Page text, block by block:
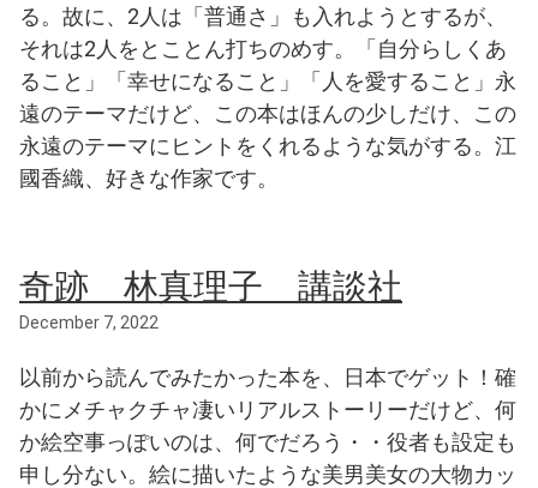
る。故に、2人は「普通さ」も入れようとするが、
それは2人をとことん打ちのめす。「自分らしくあ
ること」「幸せになること」「人を愛すること」永
遠のテーマだけど、この本はほんの少しだけ、この
永遠のテーマにヒントをくれるような気がする。江
國香織、好きな作家です。
奇跡 林真理子 講談社
December 7, 2022
以前から読んでみたかった本を、日本でゲット！確
かにメチャクチャ凄いリアルストーリーだけど、何
か絵空事っぽいのは、何でだろう・・役者も設定も
申し分ない。絵に描いたような美男美女の大物カッ